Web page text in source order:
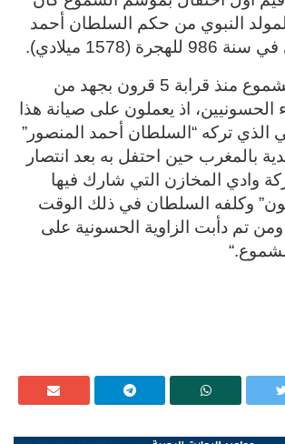
النبوي من حكم السلطان أحمد
(1578 ميلادي)
.
استمر موكب الشموع منذ قرابة 5 قرون بجهد من
الحسونيين، اذ يعملون على صيانة هذا
الذي تركه “السلطان أحمد المنصور”
بالمغرب حين احتفل به بعد انتصار
وادي المخازن التي شارك فيها
وكلفه السلطان في ذلك الوقت
تم دأبت الزاوية الحسونية على
“.